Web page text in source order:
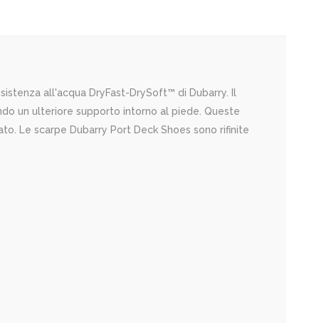
all'acqua DryFast-DrySoft™ di Dubarry. Il
un ulteriore supporto intorno al piede. Queste
Le scarpe Dubarry Port Deck Shoes sono rifinite